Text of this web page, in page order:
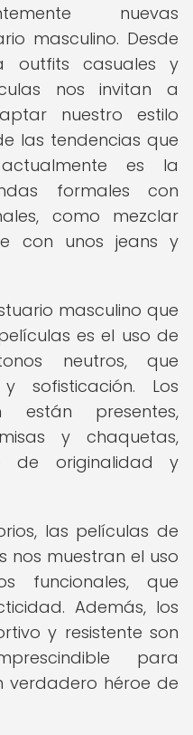
nuevas
masculino. Desde
outfits casuales y
nos invitan a
nuestro estilo
las tendencias que
es la
formales con
como mezclar
con unos jeans y
masculino que
es el uso de
neutros, que
sofisticación. Los
están presentes,
y chaquetas,
de originalidad y
las películas de
nos muestran el uso
funcionales, que
Además, los
y resistente son
para
verdadero héroe de